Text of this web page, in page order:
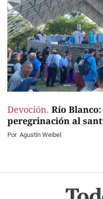
Devoción. Río
peregrinación al
Por Agustín Weibel